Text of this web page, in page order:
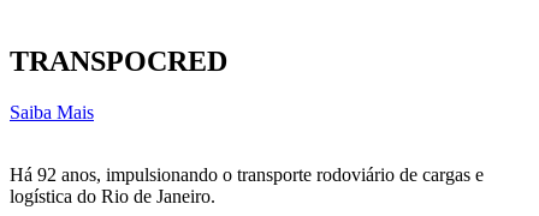
TRANSPOCRED
Saiba Mais
Há 92 anos, impulsionando o transporte rodoviário de cargas e
logística do Rio de Janeiro.